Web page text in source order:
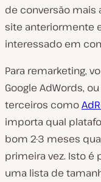
de conversão mais
site anteriormente
interessado em
Para remarketing,
Google AdWords,
terceiros como
importa qual
bom 2-3 meses
primeira vez. Isto é
uma lista de